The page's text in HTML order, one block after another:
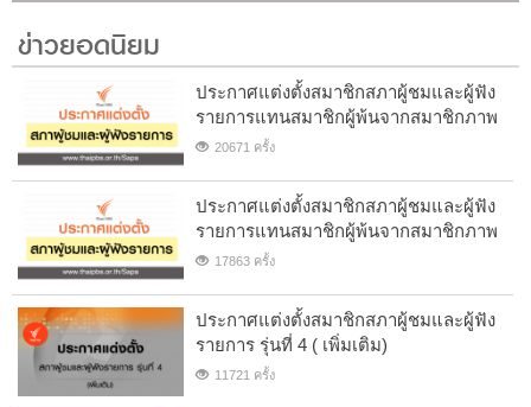
ข่าวยอดนิยม
ประกาศแต่งตั้งสมาชิกสภาผู้ชมและผู้ฟัง
รายการแทนสมาชิกผู้พ้นจากสมาชิกภาพ
20671 ครั้ง
ประกาศแต่งตั้งสมาชิกสภาผู้ชมและผู้ฟัง
รายการแทนสมาชิกผู้พ้นจากสมาชิกภาพ
17863 ครั้ง
ประกาศแต่งตั้งสมาชิกสภาผู้ชมและผู้ฟัง
รายการ รุ่นที่ 4 ( เพิ่มเติม)
11721 ครั้ง